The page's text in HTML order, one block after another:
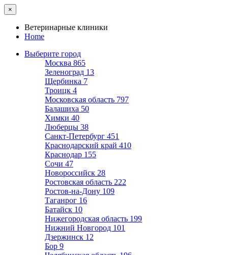
×
Ветеринарные клиники
Home
Выберите город
Москва 865
Зеленоград 13
Щербинка 7
Троицк 4
Московская область 797
Балашиха 50
Химки 40
Люберцы 38
Санкт-Петербург 451
Краснодарский край 410
Краснодар 155
Сочи 47
Новороссийск 28
Ростовская область 222
Ростов-на-Дону 109
Таганрог 16
Батайск 10
Нижегородская область 199
Нижний Новгород 101
Дзержинск 12
Бор 9